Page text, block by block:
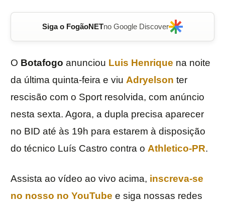
Siga o FogãoNETno Google Discover
O Botafogo anunciou Luis Henrique na noite
da última quinta-feira e viu Adryelson ter
rescisão com o Sport resolvida, com anúncio
nesta sexta. Agora, a dupla precisa aparecer
no BID até às 19h para estarem à disposição
do técnico Luís Castro contra o Athletico-PR.
Assista ao vídeo ao vivo acima, inscreva-se
no nosso no YouTube e siga nossas redes